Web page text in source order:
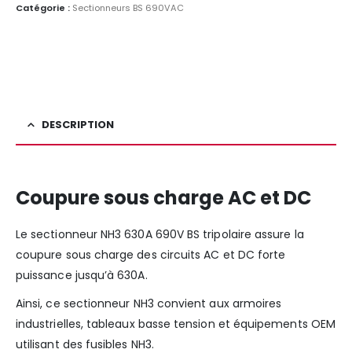
Catégorie : Sectionneurs BS 690VAC
DESCRIPTION
Coupure sous charge AC et DC
Le sectionneur NH3 630A 690V BS tripolaire assure la
coupure sous charge des circuits AC et DC forte
puissance jusqu’à 630A.
Ainsi, ce sectionneur NH3 convient aux armoires
industrielles, tableaux basse tension et équipements OEM
utilisant des fusibles NH3.